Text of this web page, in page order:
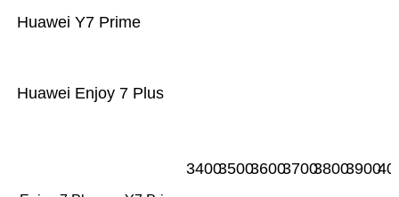
Huawei Enjoy 7 Plus
Huawei Y7 Prime
340035003600370038003900